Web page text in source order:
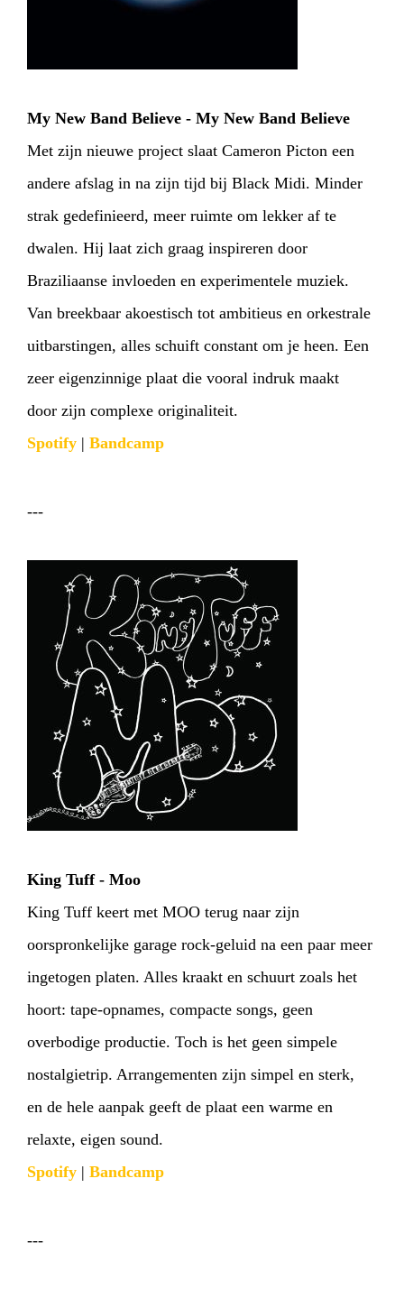
HOMEPROGRAMMA
ARTDIVISION
INFOWEBSHOP
My New Band Believe - My New Band Believe
Met zijn nieuwe project slaat Cameron Picton een
andere afslag in na zijn tijd bij Black Midi. Minder
strak gedefinieerd, meer ruimte om lekker af te
dwalen. Hij laat zich graag inspireren door
Braziliaanse invloeden en experimentele muziek.
Van breekbaar akoestisch tot ambitieus en orkestrale
uitbarstingen, alles schuift constant om je heen. Een
zeer eigenzinnige plaat die vooral indruk maakt
door zijn complexe originaliteit.
Spotify | Bandcamp
---
King Tuff - Moo
King Tuff keert met MOO terug naar zijn
oorspronkelijke garage rock-geluid na een paar meer
ingetogen platen. Alles kraakt en schuurt zoals het
hoort: tape-opnames, compacte songs, geen
overbodige productie. Toch is het geen simpele
nostalgietrip. Arrangementen zijn simpel en sterk,
en de hele aanpak geeft de plaat een warme en
relaxte, eigen sound.
Spotify | Bandcamp
---